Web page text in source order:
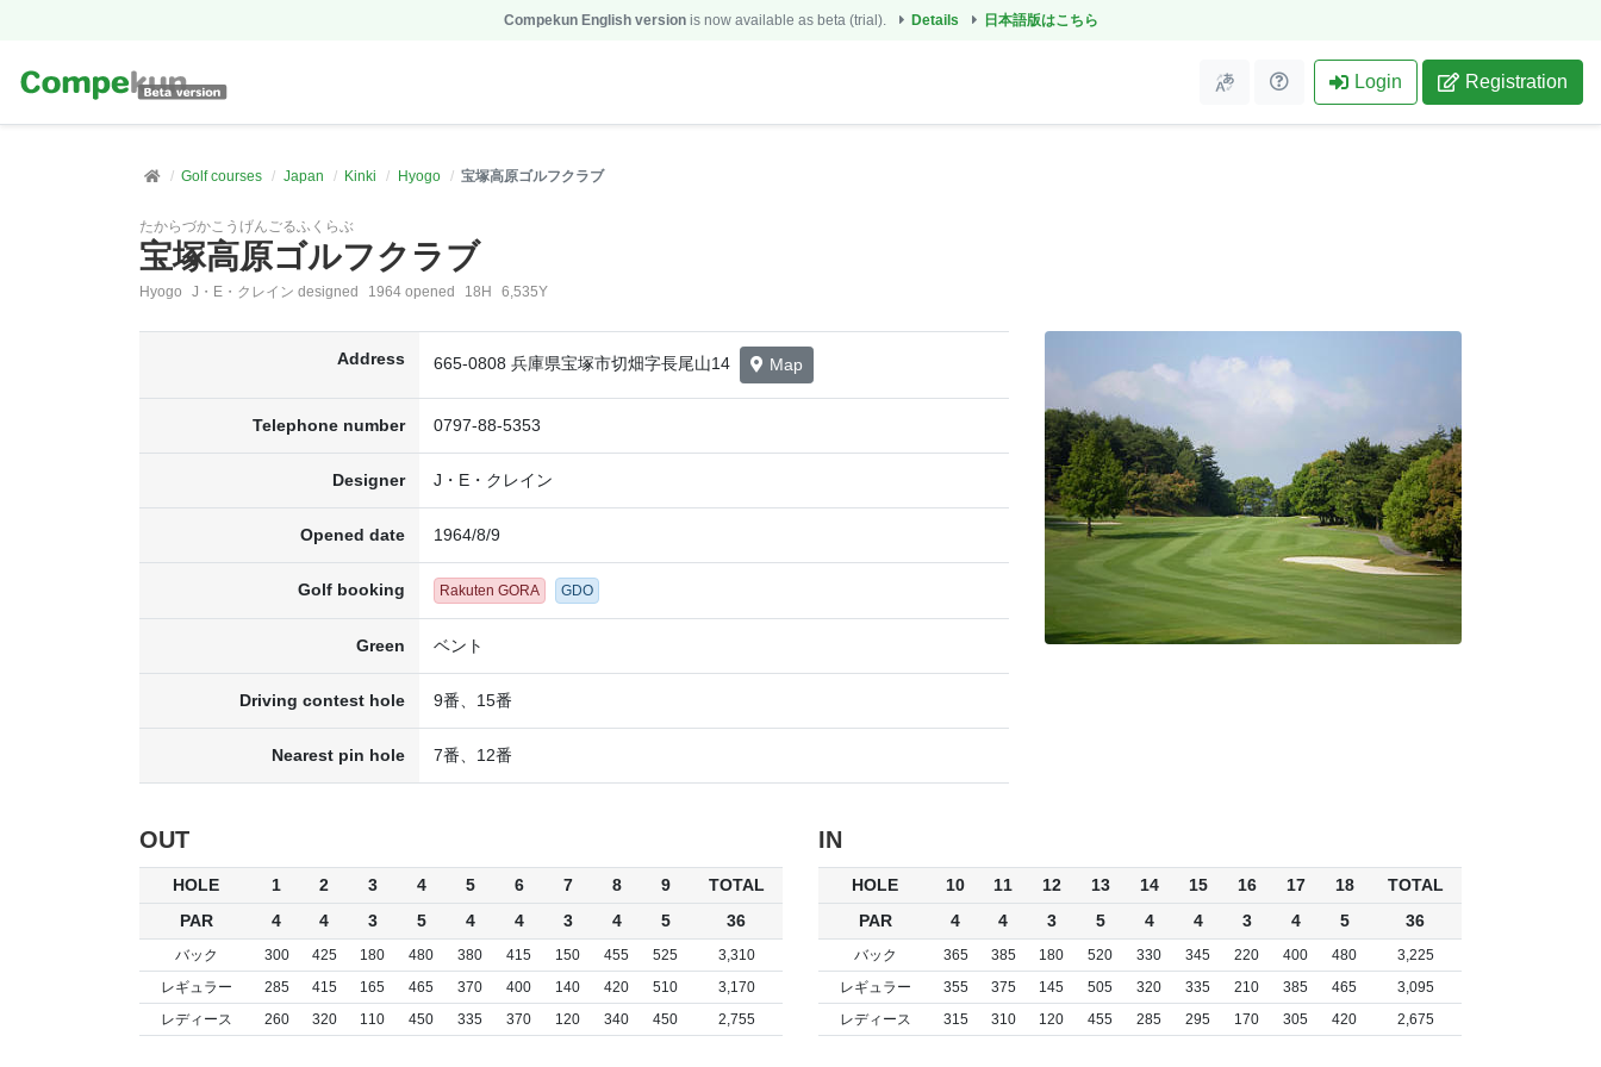
Compekun English versionis now available as beta (trial). Details 日本語版はこちら
Login Registration
Golf courses Japan Kinki Hyogo 宝塚高原ゴルフクラブ
たからづかこうげんごるふくらぶ
宝塚高原ゴルフクラブ
Hyogo J・E・クレイン designed 1964 opened 18H 6,535Y
Address 665-0808 兵庫県宝塚市切畑字長尾山14 Map
Telephone number 0797-88-5353
Designer J・E・クレイン
Opened date 1964/8/9
Golf booking Rakuten GORA GDO
Green ベント
Driving contest hole 9番、15番
Nearest pin hole 7番、12番
OUT
HOLE 1 2 3 4 5 6 7 8 9
TOTAL
PAR
4 4 3 5 4 4 3 4 5 36
バック 300 425 180 480 380 415 150 455 525
3,310
レギュラー
285 415 165 465 370 400 140 420 510
3,170
レディース
260 320 110 450 335 370 120 340 450 2,755
IN
HOLE 10 11 12 13 14 15 16 17 18
TOTAL
PAR
4 4 3 5 4 4 3 4 5 36
バック 365 385 180 520 330 345 220 400 480
3,225
レギュラー
355 375 145 505 320 335 210 385 465
3,095
レディース
315 310 120 455 285 295 170 305 420 2,675